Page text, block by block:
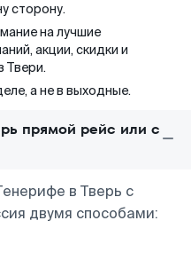
сторону.
на лучшие
акции, скидки и
Твери.
а не в выходные.
прямой рейс или с
в Тверь с
двумя способами: